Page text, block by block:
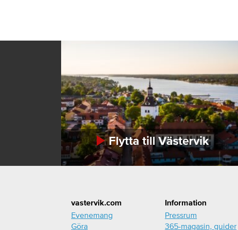
Flytta till Västervik
vastervik.com
Evenemang
Göra
Information
Pressrum
365-magasin, guider